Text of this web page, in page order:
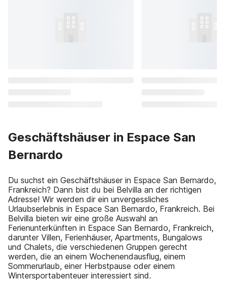
Geschäftshäuser in Espace San
Bernardo
Du suchst ein Geschäftshäuser in Espace San Bernardo,
Frankreich? Dann bist du bei Belvilla an der richtigen
Adresse! Wir werden dir ein unvergessliches
Urlaubserlebnis in Espace San Bernardo, Frankreich. Bei
Belvilla bieten wir eine große Auswahl an
Ferienunterkünften in Espace San Bernardo, Frankreich,
darunter Villen, Ferienhäuser, Apartments, Bungalows
und Chalets, die verschiedenen Gruppen gerecht
werden, die an einem Wochenendausflug, einem
Sommerurlaub, einer Herbstpause oder einem
Wintersportabenteuer interessiert sind.